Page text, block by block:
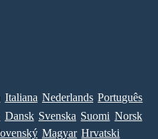
Italiana Nederlands Português
Dansk Svenska Suomi Norsk
Magyar Hrvatski